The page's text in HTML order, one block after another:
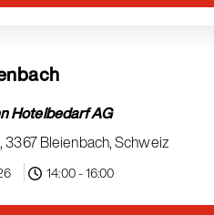
Hotelbedarf AG
3367 Bleienbach, Schweiz
14:00 - 16:00